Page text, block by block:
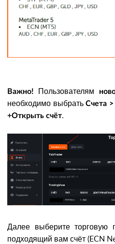
Важно! Пользователям
необходимо выбратьСчета >
+Открыть счёт.
Далее выберите
подходящий вам счёт (ECN